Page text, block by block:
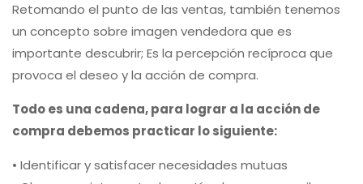
Retomando el punto de las ventas, también tenemos
un concepto sobre imagen vendedora que es
importante descubrir; Es la percepción recíproca que
provoca el deseo y la acción de compra.
Todo es una cadena, para lograr a la acción de
compra debemos practicar lo siguiente:
• Identificar y satisfacer necesidades mutuas